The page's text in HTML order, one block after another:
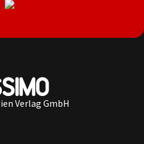
Verlag GmbH